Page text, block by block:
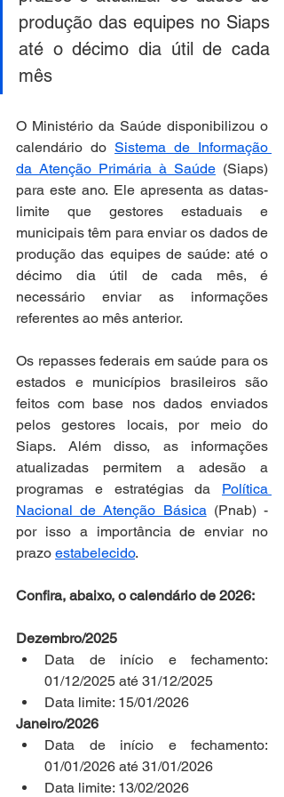
produção das equipes no Siaps
até o décimo dia útil de cada
mês
O Ministério da Saúde disponibilizou o
calendário do Sistema de Informação
da Atenção Primária à Saúde (Siaps)
para este ano. Ele apresenta as datas-
limite que gestores estaduais e
municipais têm para enviar os dados de
produção das equipes de saúde: até o
décimo dia útil de cada mês, é
necessário enviar as informações
referentes ao mês anterior.
Os repasses federais em saúde para os
estados e municípios brasileiros são
feitos com base nos dados enviados
pelos gestores locais, por meio do
Siaps. Além disso, as informações
atualizadas permitem a adesão a
programas e estratégias da Política
Nacional de Atenção Básica (Pnab) -
por isso a importância de enviar no
prazo estabelecido.
Confira, abaixo, o calendário de 2026:
Dezembro/2025
Data de início e fechamento:
01/12/2025 até 31/12/2025
Data limite: 15/01/2026
Janeiro/2026
Data de início e fechamento:
01/01/2026 até 31/01/2026
Data limite: 13/02/2026